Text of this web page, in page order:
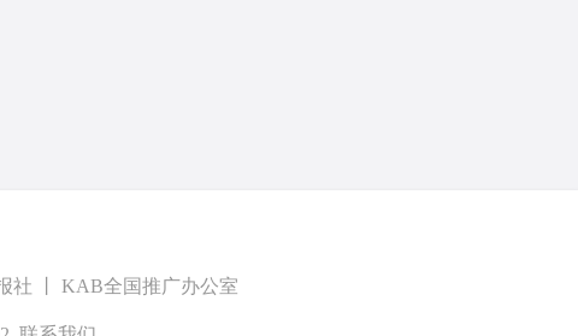
社 KAB全国推广办公室